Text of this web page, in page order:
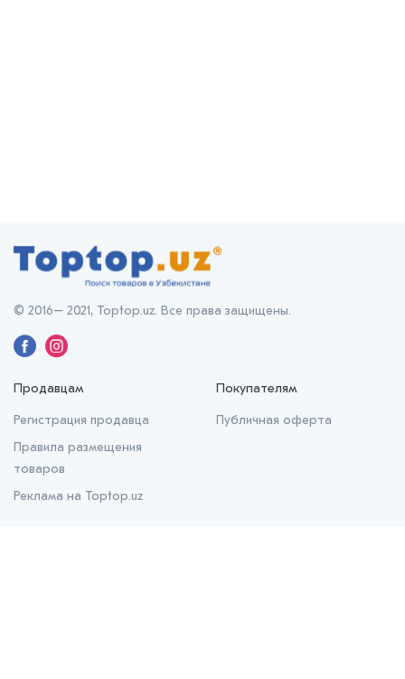
Продавцам
Регистрация продавца
Правила размещения
товаров
Реклама на Toptop.uz
Покупателям
Публичная оферта
© 2016– 2021, Toptop.uz. Все права защищены.